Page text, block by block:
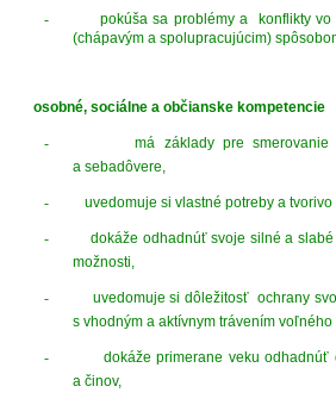
-pokúša sa problémy a konflikty
(chápavým a spolupracujúcim)
osobné, sociálne a občianske kompetencie
-má základy pre smerovanie
a sebadôvere,
-uvedomuje si vlastné potreby a
-dokáže odhadnúť svoje silné a
možnosti,
- uvedomuje si dôležitosť ochrany
s vhodným a aktívnym trávením voľného
- dokáže primerane veku odhadnúť
a činov,